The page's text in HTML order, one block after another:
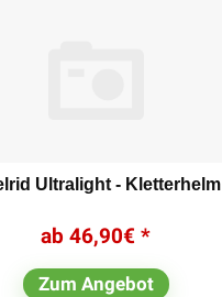
Ultralight - Kletterhelm
46,90€
Zum Angebot